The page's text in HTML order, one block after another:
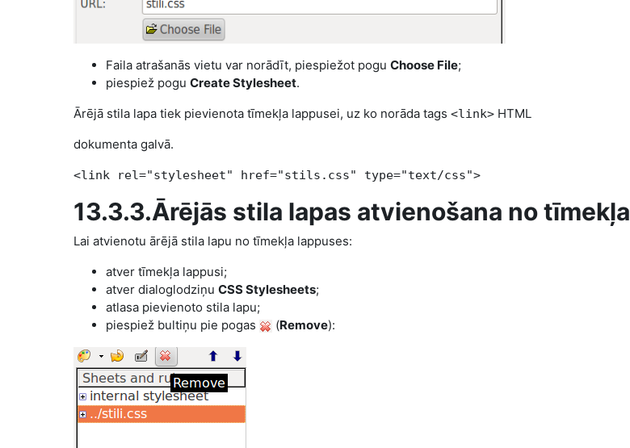
Faila atrašanās vietu var norādīt, piespiežot pogu Choose File;
piespiež pogu Create Stylesheet.
Ārējā stila lapa tiek pievienota tīmekļa lappusei, uz ko norāda tags <link> HTML
dokumenta galvā.
<link rel="stylesheet" href="stils .css" type="text/css">
13.3.3.Ārējās stila lapas atvienošana no
Lai atvienotu ārējā stila lapu no tīmekļa lappuses:
atver tīmekļa lappusi;
atver dialoglodziņu CSS Stylesheets;
atlasa pievienoto stila lapu;
piespiež bultiņu pie pogas
(Remove):